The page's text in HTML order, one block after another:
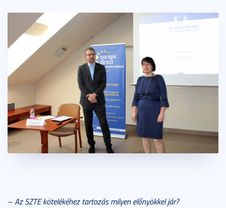
– Az SZTE kötelékéhez tartozás milyen előnyökkel jár?